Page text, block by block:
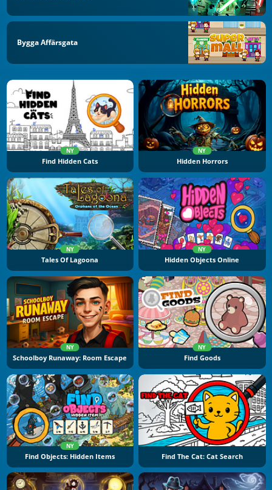
Bygga Affärsgata
NY
Find Hidden Cats
NY
Hidden Horrors
NY
Tales Of Lagoona
NY
Hidden Objects Online
NY
Schoolboy Runaway: Room Escape
NY
Find Goods
NY
Find Objects: Hidden Items Find The Cat: Cat Search